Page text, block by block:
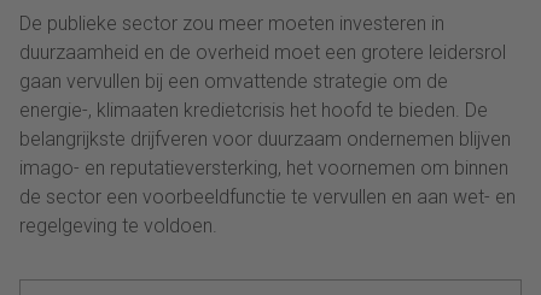
De publieke sector zou meer moeten investeren in
duurzaamheid en de overheid moet een grotere leidersrol
gaan vervullen bij een omvattende strategie om de
energie-, klimaaten kredietcrisis het hoofd te bieden. De
belangrijkste drijfveren voor duurzaam ondernemen blijven
imago- en reputatieversterking, het voornemen om binnen
de sector een voorbeeldfunctie te vervullen en aan wet- en
regelgeving te voldoen.